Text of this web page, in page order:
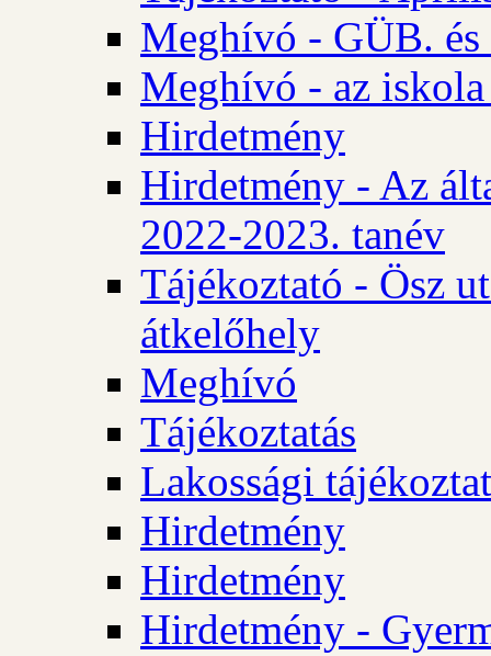
Meghívó - GÜB.
Meghívó - az iskola
Hirdetmény
Hirdetmény - Az
2022-2023. tanév
Tájékoztató - Ösz
átkelőhely
Meghívó
Tájékoztatás
Lakossági
Hirdetmény
Hirdetmény
Hirdetmény -